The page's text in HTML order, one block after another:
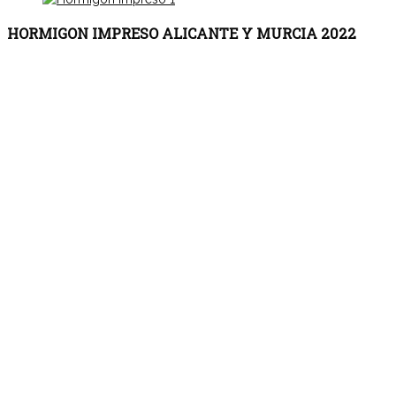
HORMIGON IMPRESO ALICANTE Y MURCIA 2022